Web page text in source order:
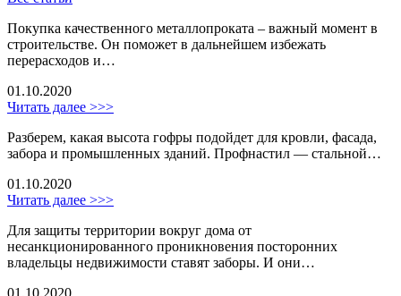
Покупка качественного металлопроката – важный момент в
строительстве. Он поможет в дальнейшем избежать
перерасходов и…
01.10.2020
Читать далее >>>
Разберем, какая высота гофры подойдет для кровли, фасада,
забора и промышленных зданий. Профнастил — стальной…
01.10.2020
Читать далее >>>
Для защиты территории вокруг дома от
несанкционированного проникновения посторонних
владельцы недвижимости ставят заборы. И они…
01.10.2020